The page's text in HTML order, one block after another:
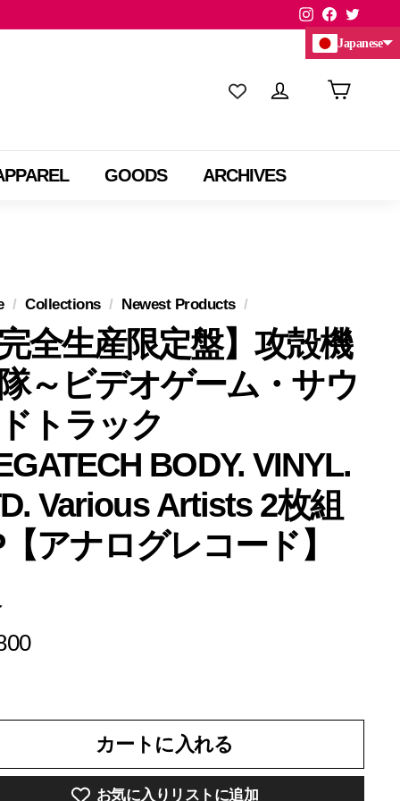
Instagram
Facebook
GOODS ARCHIVES
/ Collections / Newest Products /
全生産限定盤】攻殻機
～ビデオゲーム・サウ
トラック
BODY. VINYL.
Various Artists 2枚組
アナログレコード】
¥8,800
カートに入れる
お気に入りリストに追加
Japanese